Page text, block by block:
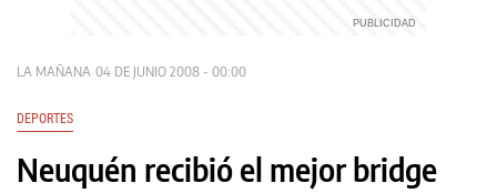
LA MAÑANA 04 DE JUNIO 2008 - 00:00
DEPORTES
Neuquén recibió el mejor bridge